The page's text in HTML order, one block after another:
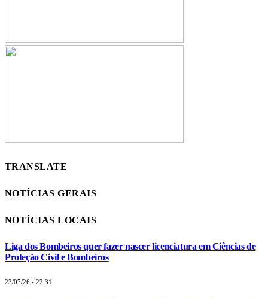
TRANSLATE
NOTÍCIAS GERAIS
NOTÍCIAS LOCAIS
Liga dos Bombeiros quer fazer nascer licenciatura em Ciências de
Proteção Civil e Bombeiros
23/07/26 - 22:31